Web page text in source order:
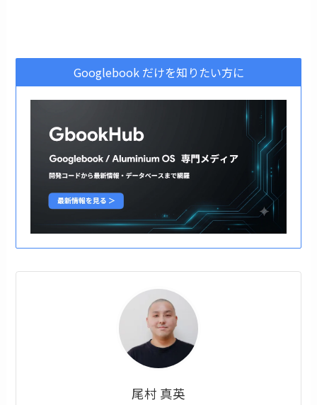
Googlebook だけを知りたい方に
尾村 真英